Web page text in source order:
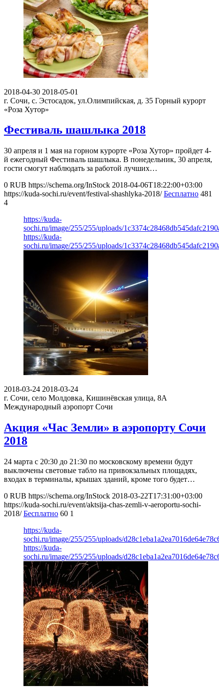
2018-04-30 2018-05-01
г. Сочи, с. Эстосадок, ул.Олимпийская, д. 35 Горный курорт
«Роза Хутор»
Фестиваль шашлыка 2018
30 апреля и 1 мая на горном курорте «Роза Хутор» пройдет 4-
й ежегодный Фестиваль шашлыка. В понедельник, 30 апреля,
гости смогут наблюдать за работой лучших…
0 RUB https://schema.org/InStock 2018-04-06T18:22:00+03:00
https://kuda-sochi.ru/event/festival-shashlyka-2018/ Бесплатно 481
4
https://kuda-
sochi.ru/image/255/255/uploads/
https://kuda-
sochi.ru/image/255/255/uploads/
2018-03-24 2018-03-24
г. Сочи, село Молдовка, Кишинёвская улица, 8А
Международный аэропорт Сочи
Акция «Час Земли» в аэропорту Сочи
2018
24 марта с 20:30 до 21:30 по московскому времени будут
выключены световые табло на привокзальных площадях,
входах в терминалы, крышах зданий, кроме того будет…
0 RUB https://schema.org/InStock 2018-03-22T17:31:00+03:00
https://kuda-sochi.ru/event/aktsija-chas-zemli-v-aeroportu-sochi-
2018/ Бесплатно 60 1
https://kuda-
sochi.ru/image/255/255/uploads/
https://kuda-
sochi.ru/image/255/255/uploads/